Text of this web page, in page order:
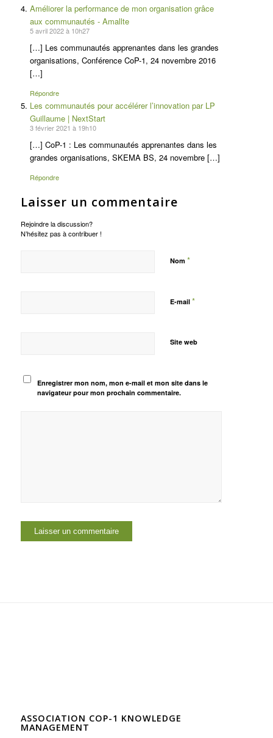
Améliorer la performance de mon organisation grâce
aux communautés - Amallte
5 avril 2022 à 10h27
[…] Les communautés apprenantes dans les grandes
organisations, Conférence CoP-1, 24 novembre 2016
[…]
Répondre
Les communautés pour accélérer l’innovation par LP
Guillaume | NextStart
3 février 2021 à 19h10
[…] CoP-1 : Les communautés apprenantes dans les
grandes organisations, SKEMA BS, 24 novembre […]
Répondre
Laisser un commentaire
Rejoindre la discussion?
N’hésitez pas à contribuer !
Nom *
E-mail *
Site web
Enregistrer mon nom, mon e-mail et mon site dans le
navigateur pour mon prochain commentaire.
ASSOCIATION COP-1 KNOWLEDGE
MANAGEMENT